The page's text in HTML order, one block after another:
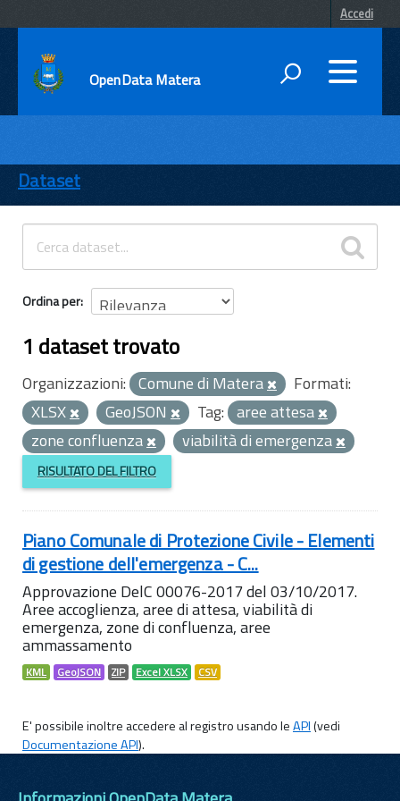
Accedi
OpenData Matera
ENTI
TEMI
INFORMAZIONI
Dataset
Ordina per
1 dataset trovato
Organizzazioni: Comune di Matera
Formati:
XLSX
GeoJSON Tag: aree attesa
zone confluenza
viabilità di emergenza
RISULTATO DEL FILTRO
Piano Comunale di Protezione Civile - Elementi
di gestione dell'emergenza - C...
Approvazione DelC 00076-2017 del 03/10/2017.
Aree accoglienza, aree di attesa, viabilità di
emergenza, zone di confluenza, aree
ammassamento
KML GeoJSON ZIP Excel XLSX CSV
E' possibile inoltre accedere al registro usando leAPI(vedi
Documentazione API).